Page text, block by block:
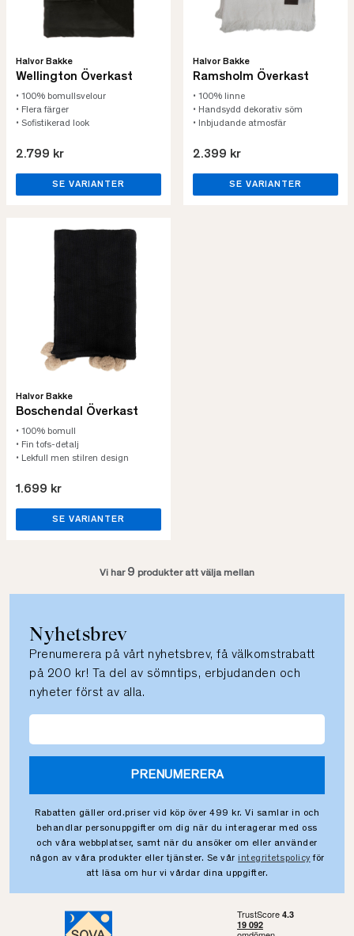
Halvor Bakke
Wellington Överkast
• 100% bomullsvelour
• Flera färger
• Sofistikerad look
2.799 kr
SE VARIANTER
Halvor Bakke
Ramsholm Överkast
• 100% linne
• Handsydd dekorativ söm
• Inbjudande atmosfär
2.399 kr
SE VARIANTER
Halvor Bakke
Boschendal Överkast
• 100% bomull
• Fin tofs-detalj
• Lekfull men stilren design
1.699 kr
SE VARIANTER
Vi har 9 produkter att välja mellan
Nyhetsbrev
Prenumerera på vårt nyhetsbrev, få välkomstrabatt
på 200 kr! Ta del av sömntips, erbjudanden och
nyheter först av alla.
PRENUMERERA
Rabatten gäller ord.priser vid köp över 499 kr. Vi samlar in och
behandlar personuppgifter om dig när du interagerar med oss
och våra webbplatser, samt när du ansöker om eller använder
någon av våra produkter eller tjänster. Se vår integritetspolicy för
att läsa om hur vi vårdar dina uppgifter.